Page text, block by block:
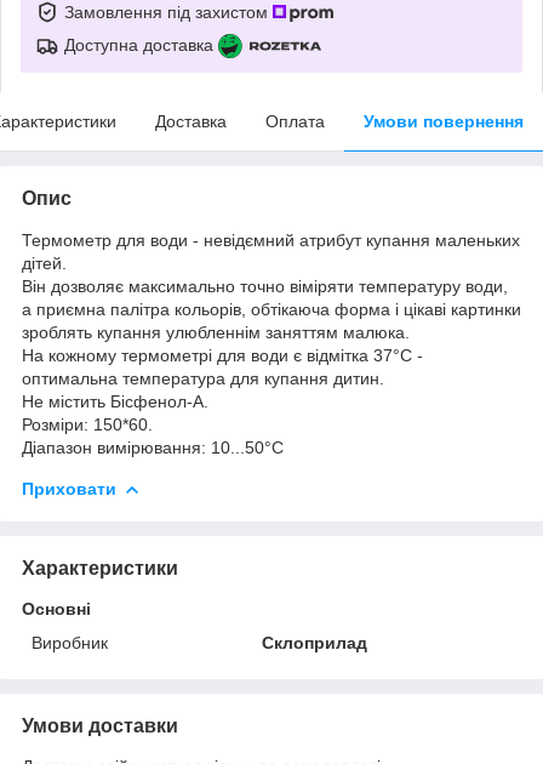
Замовлення під захистом
Доступна доставка
Доставка Оплата Умови повернення
Опис
Термометр для води - невідємний атрибут купання маленьких
дітей.
Він дозволяє максимально точно віміряти температуру води,
а приємна палітра кольорів, обтікаюча форма і цікаві картинки
зроблять купання улюбленнім заняттям малюка.
На кожному термометрі для води є відмітка 37°С -
оптимальна температура для купання дитин.
Не містить Бісфенол-А.
Розміри: 150*60.
Діапазон вимірювання: 10...50°С
Приховати
Характеристики
Основні
Виробник
Склоприлад
Умови доставки